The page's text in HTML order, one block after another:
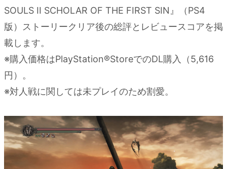
SOULS II SCHOLAR OF THE FIRST SIN』（PS4
版）ストーリークリア後の総評とレビュースコアを掲
載します。
※購入価格はPlayStation®StoreでのDL購入（5,616
円）。
※対人戦に関しては未プレイのため割愛。